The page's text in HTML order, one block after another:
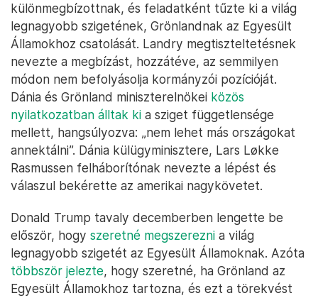
különmegbízottnak, és feladatként tűzte ki a világ
legnagyobb szigetének, Grönlandnak az Egyesült
Államokhoz csatolását. Landry megtiszteltetésnek
nevezte a megbízást, hozzátéve, az semmilyen
módon nem befolyásolja kormányzói pozícióját.
Dánia és Grönland miniszterelnökei közös
nyilatkozatban álltak ki a sziget függetlensége
mellett, hangsúlyozva: „nem lehet más országokat
annektálni”. Dánia külügyminisztere, Lars Løkke
Rasmussen felháborítónak nevezte a lépést és
válaszul bekérette az amerikai nagykövetet.
Donald Trump tavaly decemberben lengette be
először, hogy szeretné megszerezni a világ
legnagyobb szigetét az Egyesült Államoknak. Azóta
többször jelezte, hogy szeretné, ha Grönland az
Egyesült Államokhoz tartozna, és ezt a törekvést